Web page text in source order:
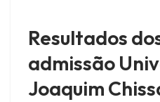
Resultados
admissão
Joaquim